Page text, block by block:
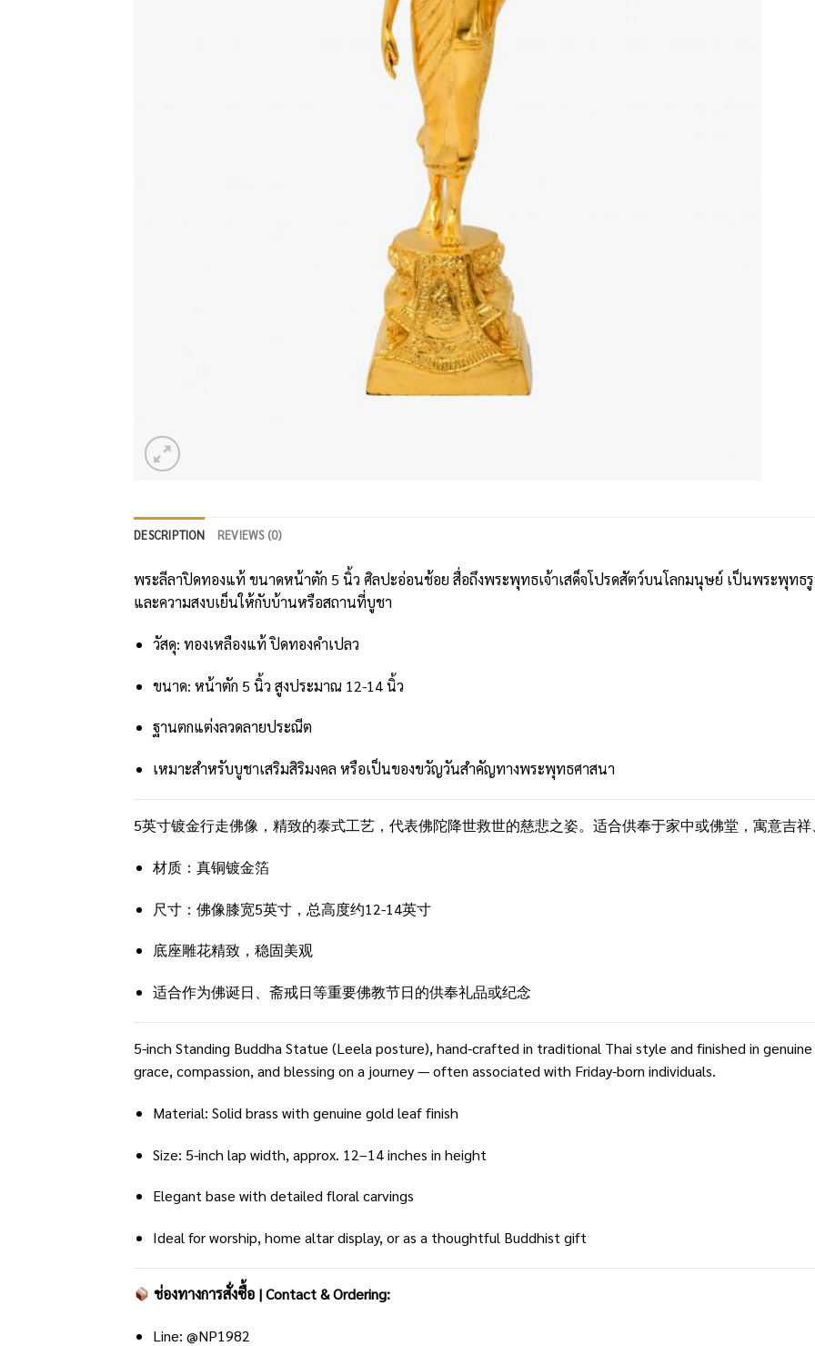
DESCRIPTION REVIEWS (0)
พระลีลาปิดทองแท้ ขนาดหน้าตัก 5 นิ้ว ศิลปะอ่อนช้อย สื่อถึงพระพุทธเจ้าเสด็จโปรดสัตว์บนโลกมนุษย์ เป็นพระพุทธ
และความสงบเย็นให้กับบ้านหรือสถานที่บูชา
วัสดุ: ทองเหลืองแท้ ปิดทองคำเปลว
ขนาด: หน้าตัก 5 นิ้ว สูงประมาณ 12-14 นิ้ว
ฐานตกแต่งลวดลายประณีต
เหมาะสำหรับบูชาเสริมสิริมงคล หรือเป็นของขวัญวันสำคัญทางพระพุทธศาสนา
5英寸镀金行走佛像，精致的泰式工艺，代表佛陀降世救世的慈悲之姿。适合供奉于家中或佛堂，寓意吉祥
材质：真铜镀金箔
尺寸：佛像膝宽5英寸，总高度约12-14英寸
底座雕花精致，稳固美观
适合作为佛诞日、斋戒日等重要佛教节日的供奉礼品或纪念
5-inch Standing Buddha Statue (Leela posture), hand-crafted in traditional Thai style and finished in
grace, compassion, and blessing on a journey — often associated with Friday-born individuals.
Material: Solid brass with genuine gold leaf finish
Size: 5-inch lap width, approx. 12–14 inches in height
Elegant base with detailed floral carvings
Ideal for worship, home altar display, or as a thoughtful Buddhist gift
ช่องทางการสั่งซื้อ | Contact & Ordering:
Line: @NP1982